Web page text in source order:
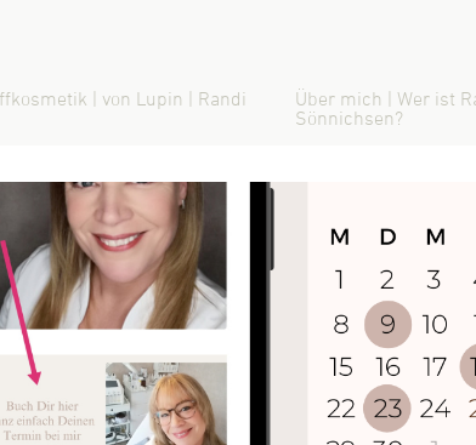
| von Lupin | Randi
Über mich | Wer ist
Sönnichsen?